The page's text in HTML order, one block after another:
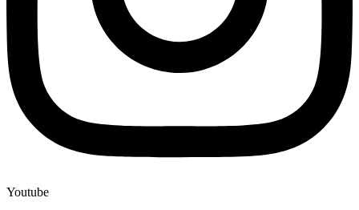
Youtube